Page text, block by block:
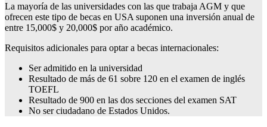
La mayoría de las universidades con las que trabaja AGM y que
ofrecen este tipo de becas en USA suponen una inversión anual de
entre 15,000$ y 20,000$ por año académico.
Requisitos adicionales para optar a becas internacionales:
Ser admitido en la universidad
Resultado de más de 61 sobre 120 en el examen de inglés
TOEFL
Resultado de 900 en las dos secciones del examen SAT
No ser ciudadano de Estados Unidos.